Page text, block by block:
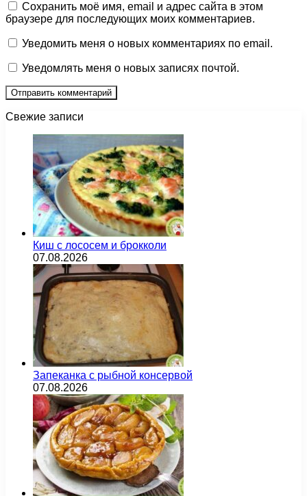
Сохранить моё имя, email и адрес сайта в этом
браузере для последующих моих комментариев.
Уведомить меня о новых комментариях по email.
Уведомлять меня о новых записях почтой.
Свежие записи
Киш с лососем и брокколи
07.08.2026
Запеканка с рыбной консервой
07.08.2026